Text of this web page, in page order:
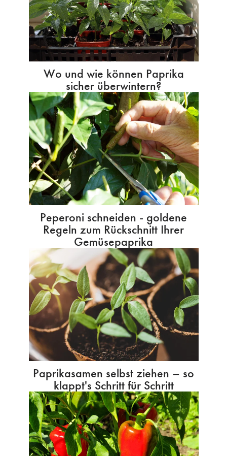
Wo und wie können Paprika
sicher überwintern?
Peperoni schneiden - goldene
Regeln zum Rückschnitt Ihrer
Gemüsepaprika
Paprikasamen selbst ziehen – so
klappt's Schritt für Schritt